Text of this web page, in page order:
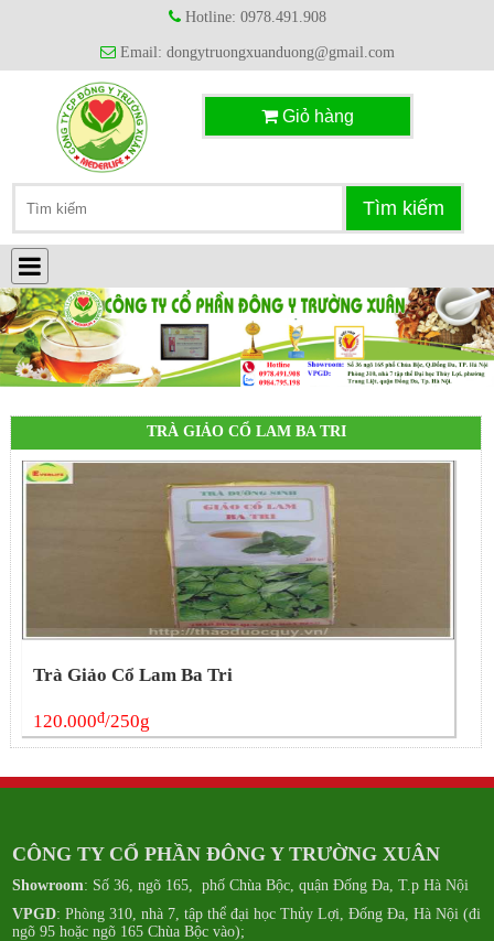
Hotline: 0978.491.908
Email: dongytruongxuanduong@gmail.com
Giỏ hàng
TRÀ GIẢO CỔ LAM BA TRI
Trà Giảo Cổ Lam Ba Tri
120.000đ/250g
CÔNG TY CỔ PHẦN ĐÔNG Y TRƯỜNG XUÂN
Showroom: Số 36, ngõ 165, phố Chùa Bộc, quận Đống Đa, T.p Hà Nội
VPGD: Phòng 310, nhà 7, tập thể đại học Thủy Lợi, Đống Đa, Hà Nội (đi
ngõ 95 hoặc ngõ 165 Chùa Bộc vào);